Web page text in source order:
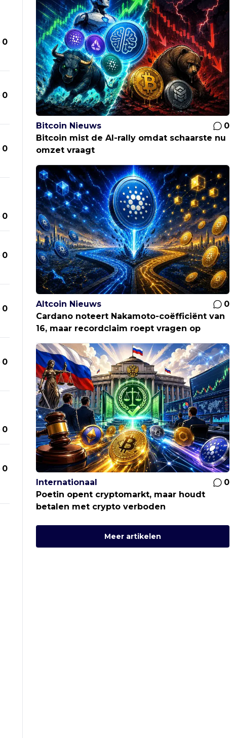
0
0
0
0
0
0
0
0
0
Bitcoin Nieuws
0
Bitcoin mist de AI-rally omdat schaarste nu
omzet vraagt
Altcoin Nieuws
0
Cardano noteert Nakamoto-coëfficiënt van
16, maar recordclaim roept vragen op
Internationaal
0
Poetin opent cryptomarkt, maar houdt
betalen met crypto verboden
Meer artikelen